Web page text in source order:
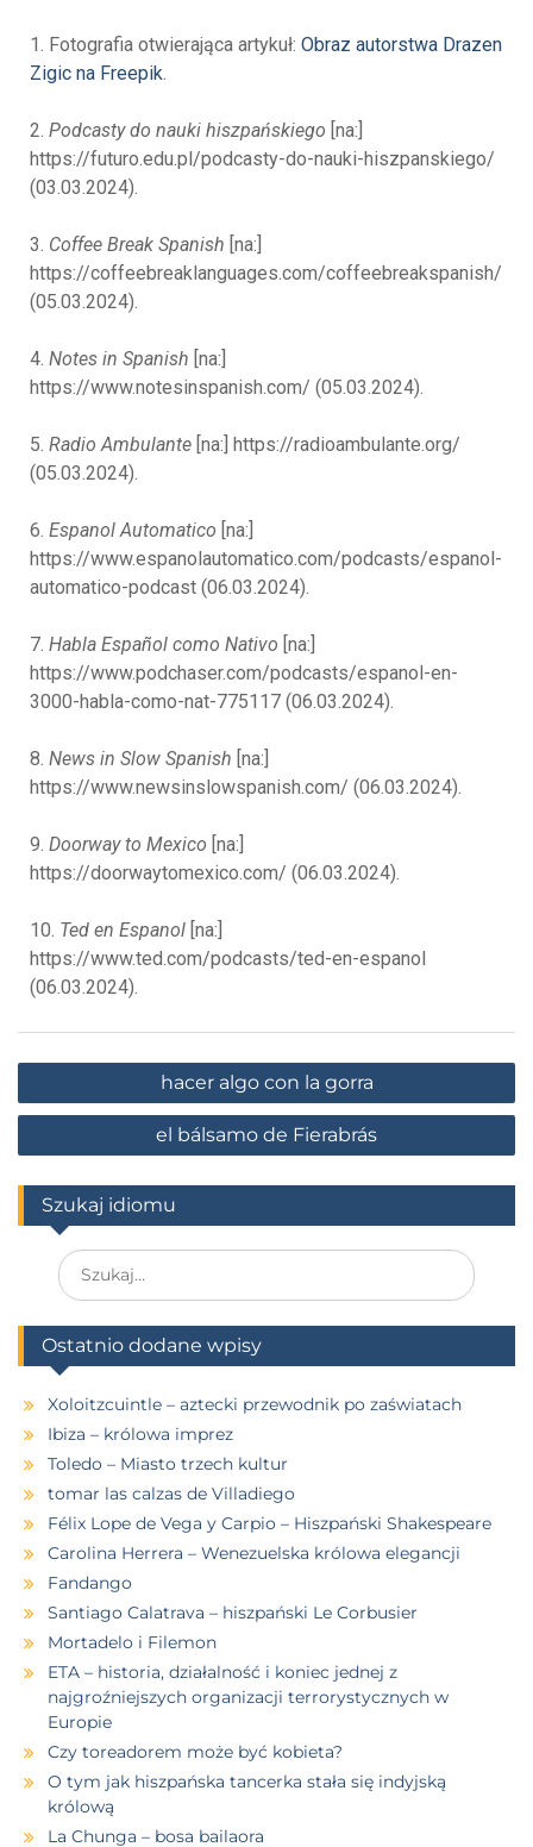
1. Fotografia otwierająca artykuł: Obraz autorstwa Drazen
Zigic na Freepik
2. Podcasty do nauki hiszpańskiego [na:]
https://futuro.edu.pl/podcasty-do-nauki-hiszpanskiego/
(03.03.2024).
3. Coffee Break Spanish [na:]
https://coffeebreaklanguages.com/coffeebreakspanish/
(05.03.2024).
4. Notes in Spanish [na:]
https://www.notesinspanish.com/ (05.03.2024).
5. Radio Ambulante [na:] https://radioambulante.org/
(05.03.2024).
6. Espanol Automatico [na:]
https://www.espanolautomatico.com/podcasts/espanol-
automatico-podcast (06.03.2024).
7. Habla Español como Nativo [na:]
https://www.podchaser.com/podcasts/espanol-en-
3000-habla-como-nat-775117 (06.03.2024).
8. News in Slow Spanish [na:]
https://www.newsinslowspanish.com/ (06.03.2024).
9. Doorway to Mexico [na:]
https://doorwaytomexico.com/ (06.03.2024).
10. Ted en Espanol [na:]
https://www.ted.com/podcasts/ted-en-espanol
(06.03.2024).
hacer algo con la gorra
el bálsamo de Fierabrás
Szukaj idiomu
Ostatnio dodane wpisy
Xoloitzcuintle – aztecki przewodnik po zaświatach
Ibiza – królowa imprez
Toledo – Miasto trzech kultur
tomar las calzas de Villadiego
Félix Lope de Vega y Carpio – Hiszpański Shakespeare
Carolina Herrera – Wenezuelska królowa elegancji
Fandango
Santiago Calatrava – hiszpański Le Corbusier
Mortadelo i Filemon
ETA – historia, działalność i koniec jednej z
najgroźniejszych organizacji terrorystycznych w
Europie
Czy toreadorem może być kobieta?
O tym jak hiszpańska tancerka stała się indyjską
królową
La Chunga – bosa bailaora